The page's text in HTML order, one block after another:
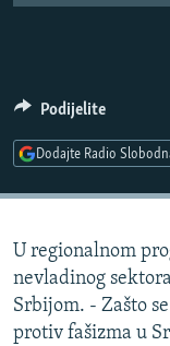
SPECIJALI RSE
VIŠE OD NASLOVA
TV LIBERTY
POST SCRIPTUM
MOJA EVROPA
PRATITE NAS
Sve RFE/RL
Podijelite
Dodajte Radio
U regionalnom
nevladinog
Srbijom. - Zašto
protiv fašizma u